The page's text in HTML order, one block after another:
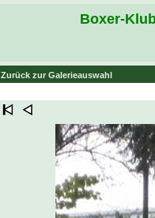
Boxer-
Zurück zur Galerieauswahl